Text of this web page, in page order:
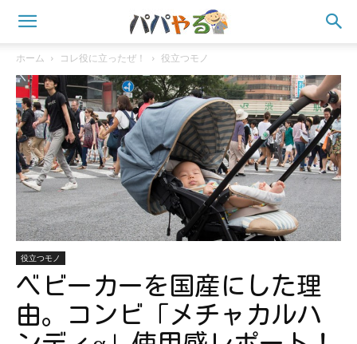
ホーム コレ役に立ったぜ！ 役立つモノ
役立つモノ
ベビーカーを国産にした理
由。コンビ「メチャカルハ